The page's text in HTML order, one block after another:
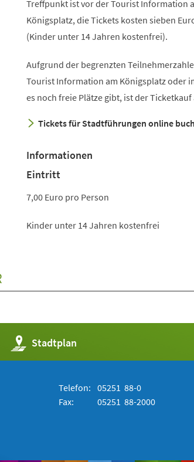
Treffpunkt ist vor der Tourist Information
Königsplatz, die Tickets kosten sieben
(Kinder unter 14 Jahren kostenfrei).
Aufgrund der begrenzten
Tourist Information am Königsplatz oder
es noch freie Plätze gibt, ist der
Tickets für Stadtführungen online
Informationen
Eintritt
7,00 Euro pro Person
Kinder unter 14 Jahren kostenfrei
Stadtplan
(Öffnet
in
einem
Telefon: 05251 88-0
Fax:
05251 88-2000